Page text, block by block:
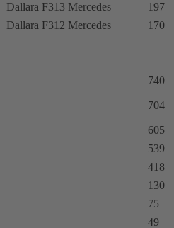
Dallara F313 Mercedes
197
Dallara F312 Mercedes 170
740
704
605
539
418
130
75
49